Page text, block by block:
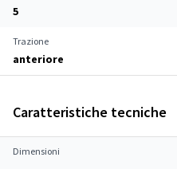
5
Trazione
anteriore
Caratteristiche tecniche
Dimensioni